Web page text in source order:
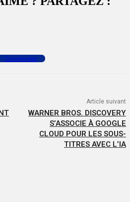
Commenter
Article suivant
WARNER BROS. DISCOVERY
S’ASSOCIE À GOOGLE
CLOUD POUR LES SOUS-
TITRES AVEC L’IA